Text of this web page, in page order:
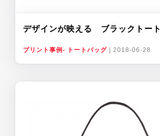
デザインが映える ブラックトート
プリント事例- トートバッグ 2018-06-28